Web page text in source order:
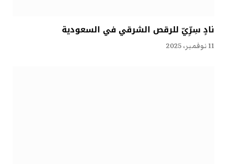
نادٍ سِرِّيّ للرقص الشرقي في السعودية
11 نوفمبر، 2025